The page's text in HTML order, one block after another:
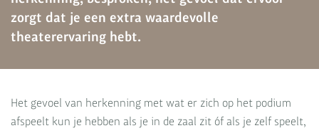
zorgt dat je een extra waardevolle
theaterervaring hebt.
Het gevoel van herkenning met wat er zich op het podium
afspeelt kun je hebben als je in de zaal zit óf als je zelf speelt,